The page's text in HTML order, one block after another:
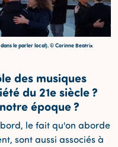
le parler local). © Corinne Beatrix
des musiques
du 21e siècle ?
époque ?
le fait qu'on aborde
sont aussi associés à